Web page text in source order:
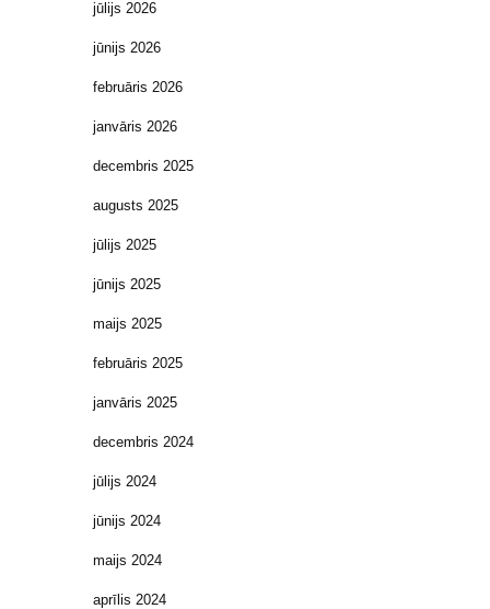
jūlijs 2026
jūnijs 2026
februāris 2026
janvāris 2026
decembris 2025
augusts 2025
jūlijs 2025
jūnijs 2025
maijs 2025
februāris 2025
janvāris 2025
decembris 2024
jūlijs 2024
jūnijs 2024
maijs 2024
aprīlis 2024